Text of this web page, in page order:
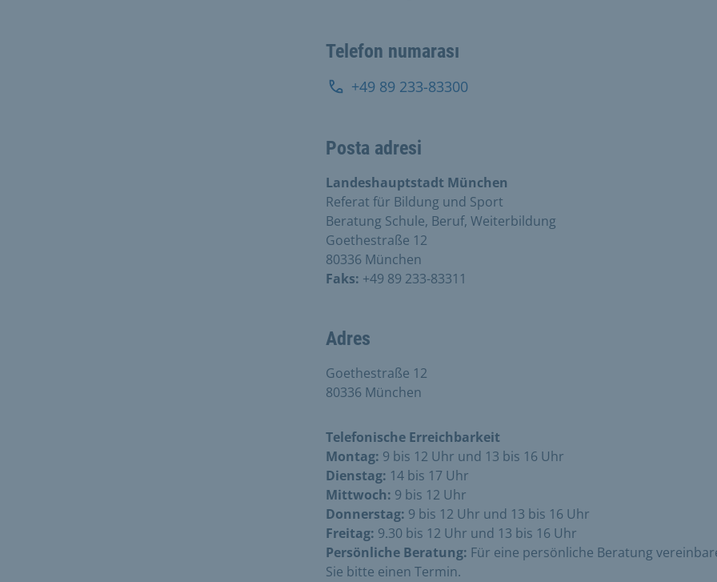
Telefon numarası
+49 89 233-83300
Posta adresi
Landeshauptstadt München
Referat für Bildung und Sport
Beratung Schule, Beruf, Weiterbildung
Goethestraße 12
80336 München
Faks: +49 89 233-83311
Adres
Goethestraße 12
80336 München
Telefonische Erreichbarkeit
Montag: 9 bis 12 Uhr und 13 bis 16 Uhr
Dienstag: 14 bis 17 Uhr
Mittwoch: 9 bis 12 Uhr
Donnerstag: 9 bis 12 Uhr und 13 bis 16 Uhr
Freitag: 9.30 bis 12 Uhr und 13 bis 16 Uhr
Persönliche Beratung: Für eine persönliche Beratung
Sie bitte einen Termin.